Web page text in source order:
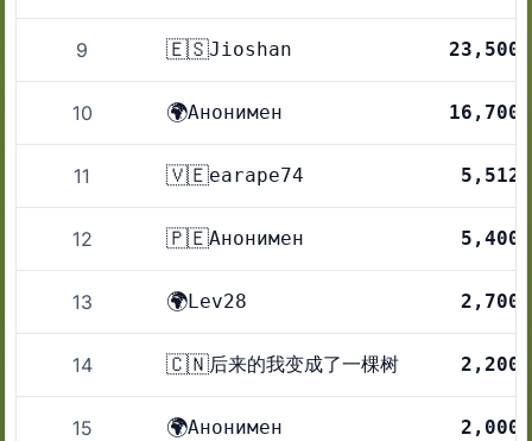
9 🇪🇸Jioshan 23,500
10 🌍Анонимен 16,700
11 🇻🇪earape74 5,512
12 🇵🇪Анонимен 5,400
13 🌍Lev28 2,700
14 🇨🇳后来的我变成了一棵树 2,200
15 🌍Анонимен 2,000